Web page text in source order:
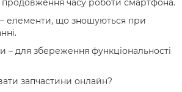
часу роботи смартфона.
елементи, що зношуються при
– для збереження функціональності
запчастини онлайн?